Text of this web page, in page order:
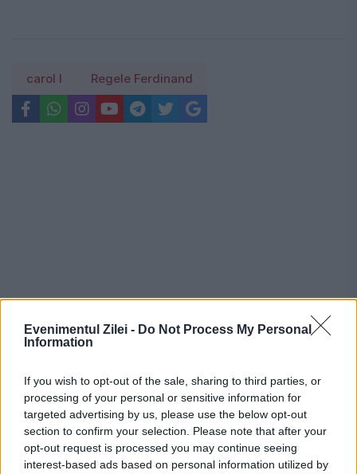
Evenimentul Zilei - Do Not Process My Personal
Information
If you wish to opt-out of the sale, sharing to third parties, or
processing of your personal or sensitive information for
targeted advertising by us, please use the below opt-out
section to confirm your selection. Please note that after your
opt-out request is processed you may continue seeing
interest-based ads based on personal information utilized by
carol I Regele Ferdinand
Recomandările noastre